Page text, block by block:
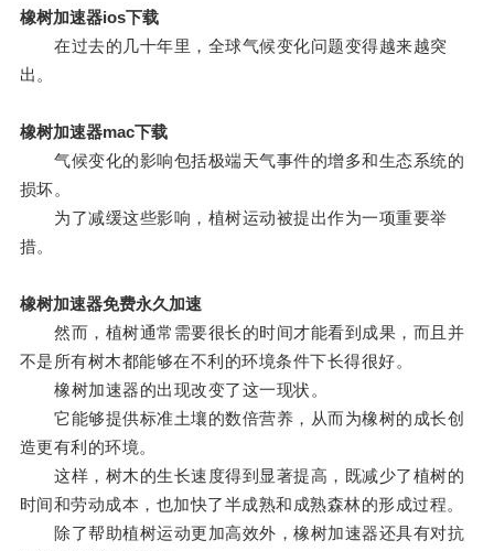
橡树加速器ios下载
在过去的几十年里，全球气候变化问题变得越来越突
出。
橡树加速器mac下载
气候变化的影响包括极端天气事件的增多和生态系统的
损坏。
为了减缓这些影响，植树运动被提出作为一项重要举
措。
橡树加速器免费永久加速
然而，植树通常需要很长的时间才能看到成果，而且并
不是所有树木都能够在不利的环境条件下长得很好。
橡树加速器的出现改变了这一现状。
它能够提供标准土壤的数倍营养，从而为橡树的成长创
造更有利的环境。
这样，树木的生长速度得到显著提高，既减少了植树的
时间和劳动成本，也加快了半成熟和成熟森林的形成过程。
除了帮助植树运动更加高效外，橡树加速器还具有对抗